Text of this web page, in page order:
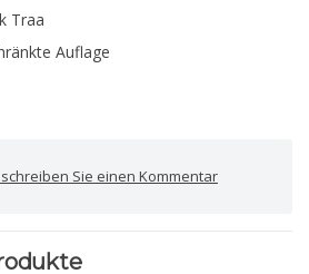
Traa
Auflage
Sie einen Kommentar